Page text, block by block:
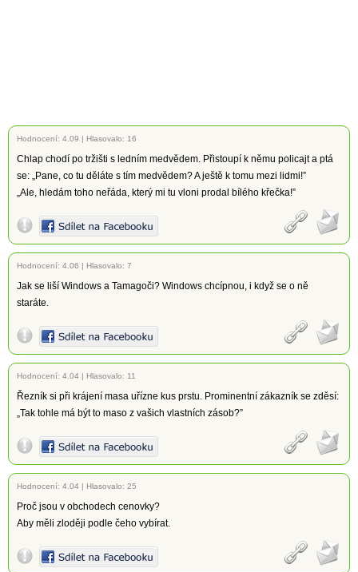
Hodnocení: 4.09 | Hlasovalo: 16
Chlap chodí po tržišti s ledním medvědem. Přistoupí k němu policajt a ptá
se: „Pane, co tu děláte s tím medvědem? A ještě k tomu mezi lidmi!”
„Ale, hledám toho neřáda, který mi tu vloni prodal bílého křečka!”
Hodnocení: 4.06 | Hlasovalo: 7
Jak se liší Windows a Tamagoči? Windows chcípnou, i když se o ně
staráte.
Hodnocení: 4.04 | Hlasovalo: 11
Řezník si při krájení masa uřízne kus prstu. Prominentní zákazník se zděsí:
„Tak tohle má být to maso z vašich vlastních zásob?”
Hodnocení: 4.04 | Hlasovalo: 25
Proč jsou v obchodech cenovky?
Aby měli zloději podle čeho vybírat.